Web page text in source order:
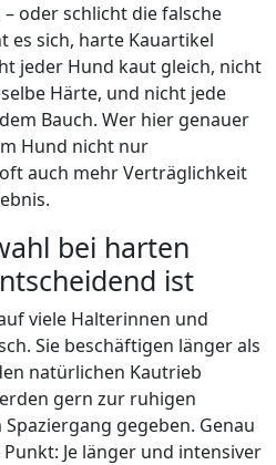
oder schlicht die falsche
es sich, harte Kauartikel
jeder Hund kaut gleich, nicht
Härte, und nicht jede
Bauch. Wer hier genauer
Hund nicht nur
auch mehr Verträglichkeit
bei harten
ist
viele Halterinnen und
Sie beschäftigen länger als
natürlichen Kautrieb
gern zur ruhigen
gegeben. Genau
Je länger und intensiver